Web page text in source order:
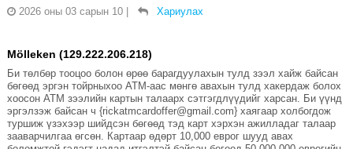
2026 оны 03 сарын 10
Хариулах
Mölleken (129.222.206.218)
Би төлбөр тооцоо болон өрөө барагдуулахын тулд зээл хайж байсан
бөгөөд эргэн тойрныхоо АТМ-аас мөнгө авахын тулд хакердаж болох
хоосон АТМ зээлийн картын талаарх сэтгэгдлүүдийг харсан. Би үүнд
эргэлзэж байсан ч {rickatmcardoffer@gmail.com} хаягаар холбогдож
туршиж үзэхээр шийдсэн бөгөөд тэд карт хэрхэн ажилладаг талаар
зааварчилгаа өгсөн. Картаар өдөрт 10,000 еврог шууд авах